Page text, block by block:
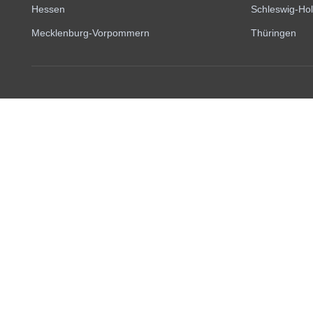
Hessen
Mecklenburg-Vorpommern
Schleswig-
Thüringen